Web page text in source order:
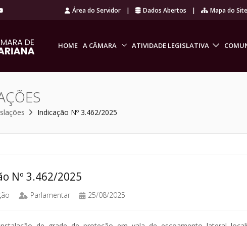
Área do Servidor | Dados Abertos | Mapa do Site
HOME A CÂMARA ATIVIDADE LEGISLATIVA
Indicação Nº 3.462/2025
Nº 3.462/2025
Parlamentar 25/08/2025